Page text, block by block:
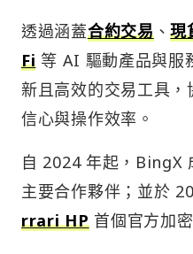
透過涵蓋合約交易、現
Fi 等 AI 驅動產品與服
新且高效的交易工具
信心與操作效率。
自 2024 年起，BingX
主要合作夥伴；並於
rrari HP首個官方加